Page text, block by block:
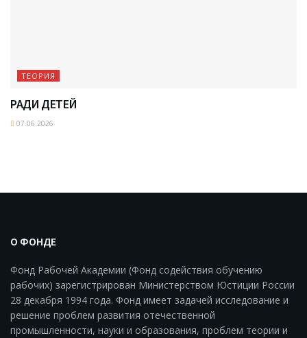
ТЕОРИЯ
РАДИ ДЕТЕЙ
07.06.2026
О ФОНДЕ
Фонд Рабочей Академии (Фонд содействия обучению
рабочих) зарегистрирован Министерством Юстиции России
28 декабря 1994 года. Фонд имеет задачей исследование и
решение проблем развития отечественной
промышленности, науки и образования, проблем теории и